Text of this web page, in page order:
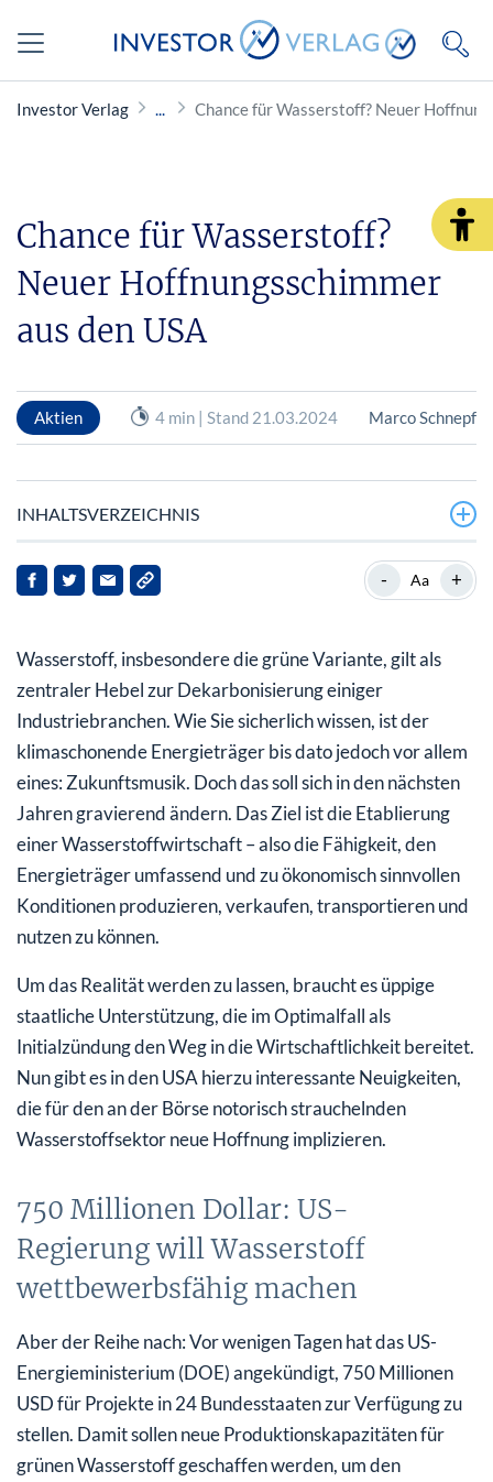
Investor Verlag Chance für Wasserstoff? Neuer
Chance für Wasserstoff?
Neuer Hoffnungsschimmer
aus den USA
Aktien 4 min | Stand 21.03.2024 Marco Schnepf
INHALTSVERZEICHNIS
750 Millionen Dollar: US-Regierung will Wasserstoff
wettbewerbsfähig machen
Wasserstoff-Aktien: tiefrote Krise
Mein Fazit für Sie
- Aa +
Wasserstoff, insbesondere die grüne Variante, gilt als
zentraler Hebel zur Dekarbonisierung einiger
Industriebranchen. Wie Sie sicherlich wissen, ist der
klimaschonende Energieträger bis dato jedoch vor allem
eines: Zukunftsmusik. Doch das soll sich in den nächsten
Jahren gravierend ändern. Das Ziel ist die Etablierung
einer Wasserstoffwirtschaft – also die Fähigkeit, den
Energieträger umfassend und zu ökonomisch sinnvollen
Konditionen produzieren, verkaufen, transportieren und
nutzen zu können.
Um das Realität werden zu lassen, braucht es üppige
staatliche Unterstützung, die im Optimalfall als
Initialzündung den Weg in die Wirtschaftlichkeit bereitet.
Nun gibt es in den USA hierzu interessante Neuigkeiten,
die für den an der Börse notorisch strauchelnden
Wasserstoffsektor neue Hoffnung implizieren.
750 Millionen Dollar: US-
Regierung will Wasserstoff
wettbewerbsfähig machen
Aber der Reihe nach: Vor wenigen Tagen hat das US-
Energieministerium (DOE) angekündigt, 750 Millionen
USD für Projekte in 24 Bundesstaaten zur Verfügung zu
stellen. Damit sollen neue Produktionskapazitäten für
grünen Wasserstoff geschaffen werden, um den